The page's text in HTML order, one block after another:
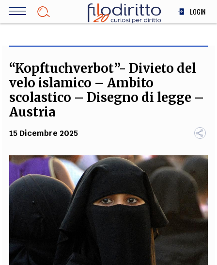
Salta
LOGIN
SOCIETÀ
MEDICINA
SCIENZA
STORIA E FILOSOFIA
TEAM
FILODIRITTO REDAZIONE COMITATO SCIENTIFICO AUTORI
CURATORI
FOTOGRAFI
PARTNER COLLABORA CON NOI
RUBRICHE PUBBLICITÀ CONTATTI
“Kopftuchverbot”- Divieto del
velo islamico – Ambito
scolastico – Disegno di legge –
Austria
15 Dicembre 2025